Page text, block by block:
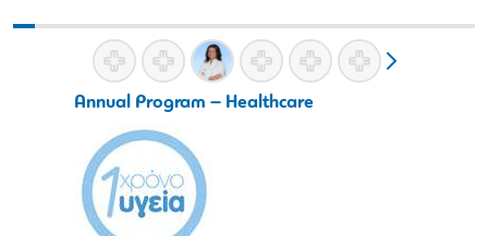
Annual Program – Healthcare